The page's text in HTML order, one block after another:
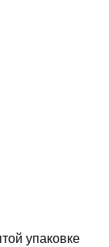
упаковке